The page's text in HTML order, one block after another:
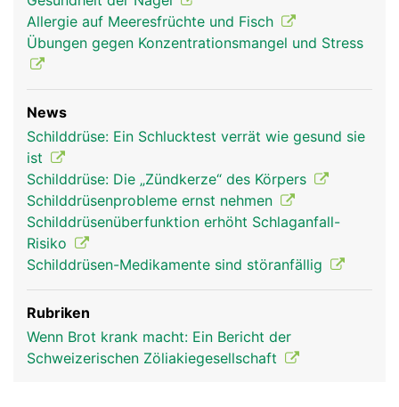
Allergie auf Meeresfrüchte und Fisch
Übungen gegen Konzentrationsmangel und Stress
News
Schilddrüse: Ein Schlucktest verrät wie gesund sie
ist
Schilddrüse: Die „Zündkerze“ des Körpers
Schilddrüsenprobleme ernst nehmen
Schilddrüsenüberfunktion erhöht Schlaganfall-
Risiko
Schilddrüsen-Medikamente sind störanfällig
Rubriken
Wenn Brot krank macht: Ein Bericht der
Schweizerischen Zöliakiegesellschaft